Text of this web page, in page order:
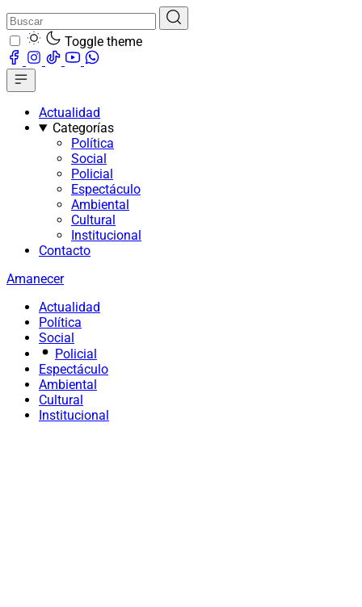
Toggle theme
Actualidad
Categorías
Política
Social
Policial
Espectáculo
Ambiental
Cultural
Institucional
Contacto
Amanecer
Actualidad
Política
Social
Policial
Espectáculo
Ambiental
Cultural
Institucional